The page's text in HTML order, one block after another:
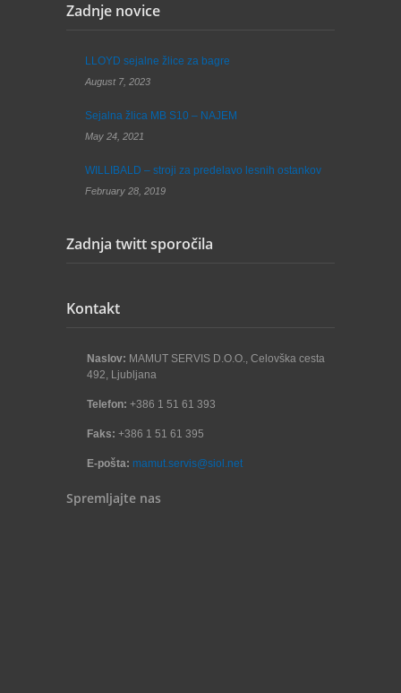
Zadnje novice
LLOYD sejalne žlice za bagre
August 7, 2023
Sejalna žlica MB S10 – NAJEM
May 24, 2021
WILLIBALD – stroji za predelavo lesnih ostankov
February 28, 2019
Zadnja twitt sporočila
Kontakt
Naslov: MAMUT SERVIS D.O.O., Celovška cesta
492, Ljubljana
Telefon: +386 1 51 61 393
Faks: +386 1 51 61 395
E-pošta: mamut.servis@siol.net
Spremljajte nas